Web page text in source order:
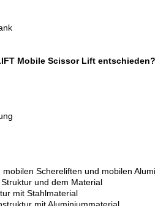
Mobile Scissor Lift entschieden?
Schereliften und mobilen
und dem Material
mit Stahlmaterial